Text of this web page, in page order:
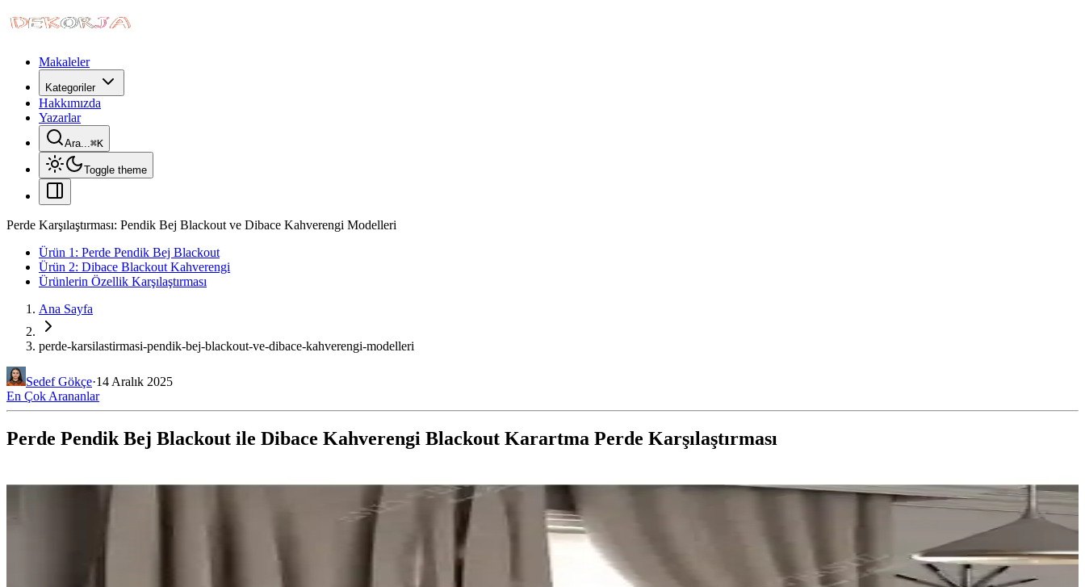
Makaleler
Kategoriler
Hakkımızda
Yazarlar
Ara...⌘K
Toggle theme
Perde Karşılaştırması: Pendik Bej Blackout ve Dibace Kahverengi Modelleri
Ürün 1: Perde Pendik Bej Blackout
Ürün 2: Dibace Blackout Kahverengi
Ürünlerin Özellik Karşılaştırması
Ana Sayfa
perde-karsilastirmasi-pendik-bej-blackout-ve-dibace-kahverengi-modelleri
Sedef Gökçe·14 Aralık 2025
En Çok Arananlar
Perde Pendik Bej Blackout ile Dibace Kahverengi Blackout Karartma Perde Karşılaştırması